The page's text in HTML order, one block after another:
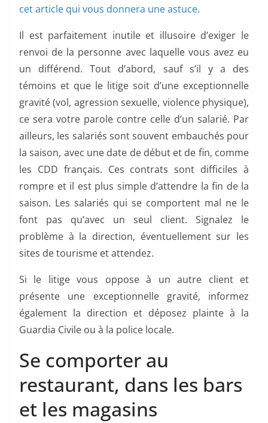
cet article qui vous donnera une astuce.
Il est parfaitement inutile et illusoire d’exiger le
renvoi de la personne avec laquelle vous avez eu
un différend. Tout d’abord, sauf s’il y a des
témoins et que le litige soit d’une exceptionnelle
gravité (vol, agression sexuelle, violence physique),
ce sera votre parole contre celle d’un salarié. Par
ailleurs, les salariés sont souvent embauchés pour
la saison, avec une date de début et de fin, comme
les CDD français. Ces contrats sont difficiles à
rompre et il est plus simple d’attendre la fin de la
saison. Les salariés qui se comportent mal ne le
font pas qu’avec un seul client. Signalez le
problème à la direction, éventuellement sur les
sites de tourisme et attendez.
Si le litige vous oppose à un autre client et
présente une exceptionnelle gravité, informez
également la direction et déposez plainte à la
Guardia Civile ou à la police locale.
Se comporter au
restaurant, dans les bars
et les magasins